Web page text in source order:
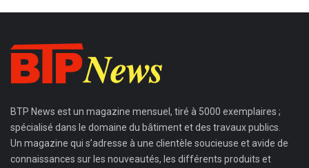
BTP News est un magazine mensuel, tiré à 5000 exemplaires ;
spécialisé dans le domaine du bâtiment et des travaux publics.
Un magazine qui s’adresse à une clientèle soucieuse et avide de
connaissances sur les nouveautés, les différents produits et